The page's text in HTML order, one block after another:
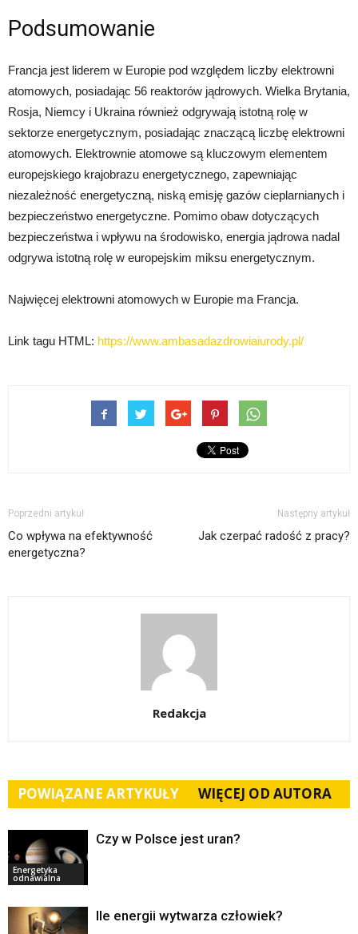
Podsumowanie
Francja jest liderem w Europie pod względem liczby elektrowni
atomowych, posiadając 56 reaktorów jądrowych. Wielka Brytania,
Rosja, Niemcy i Ukraina również odgrywają istotną rolę w
sektorze energetycznym, posiadając znaczącą liczbę elektrowni
atomowych. Elektrownie atomowe są kluczowym elementem
europejskiego krajobrazu energetycznego, zapewniając
niezależność energetyczną, niską emisję gazów cieplarnianych i
bezpieczeństwo energetyczne. Pomimo obaw dotyczących
bezpieczeństwa i wpływu na środowisko, energia jądrowa nadal
odgrywa istotną rolę w europejskim miksu energetycznym.
Najwięcej elektrowni atomowych w Europie ma Francja.
Link tagu HTML: https://www.ambasadazdrowiaiurody.pl/
Poprzedni artykuł
Co wpływa na efektywność
energetyczna?
Następny artykuł
Jak czerpać radość z pracy?
Redakcja
POWIĄZANE ARTYKUŁY WIĘCEJ OD AUTORA
Energetyka
odnawialna
Czy w Polsce jest uran?
Ile energii wytwarza człowiek?